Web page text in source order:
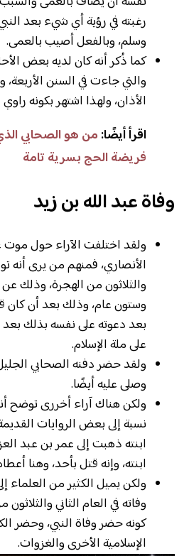
رغبته في رؤية أي شيء بعد
وسلم، وبالفعل أصيب بالعمى.
كما ذُكر أنه كان لديه بعض
والتي جاءت في السنن
الأذان، ولهذا اشتهر بكونه
اقرأ أيضًا: من هو الصحابي
فريضة الحج بسرية تامة
وفاة عبد الله بن زيد
ولقد اختلفت الآراء حول موت
الأنصاري، فمنهم من يرى أنه
والثلاثون من الهجرة، وذلك عن
وستون عام، وذلك بعد أن
بعد دعوته على نفسه بذلك بعد
على ملة الإسلام.
ولقد حضر دفنه الصحابي
وصلى عليه أيضًا.
ولكن هناك آراء أخررى توضح
نسبة إلى بعض الروايات
ابنته ذهبت إلى عمر بن عبد
ابنته، وإنه قتل بأحد، وهنا
ولكن يميل الكثير من العلماء
وفاته في العام الثاني
كونه حضر وفاة النبي، وحضر
الإسلامية الأخرى والغزوات.